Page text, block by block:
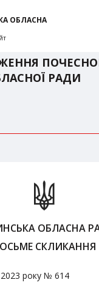
ОБЛАСНА
РАДИ
ОБЛАСНА
СКЛИКАННЯ
2023 року № 614